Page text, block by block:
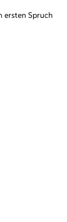
ersten Spruch